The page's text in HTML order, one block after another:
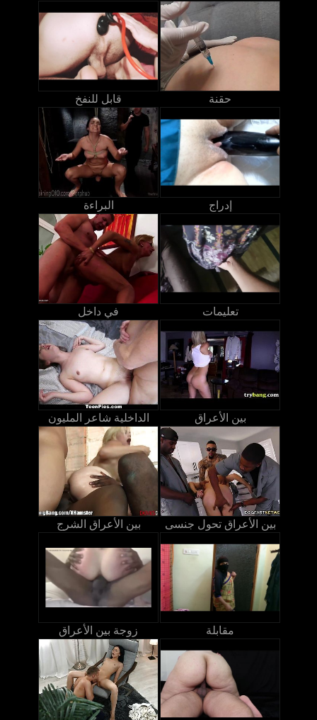
قابل للنفخ حقنة
البراءة إدراج
في داخل تعليمات
الداخلية شاعر المليون بين الأعراق
بين الأعراق الشرج بين الأعراق تحول جنسى
زوجة بين الأعراق مقابلة